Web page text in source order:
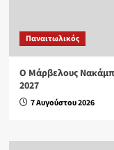
Παναιτωλικός
Ο Μάρβελους
2027
7 Αυγούστου 2026